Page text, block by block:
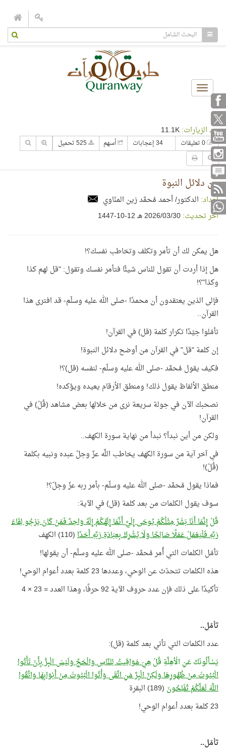
Toggle
navigation
عدد الزيارات:
34 إعجابات أسهم
من دلائل النبوة
إعداد: الدكتور/ أحمد مُحمَّد زين المنّاوي
آخر تحديث:30‏/03‏/2026 هـ 12-10-1447
هل يمكن لك أن تأمر وتكلف وتخاطب نفسك؟!
هل إذا أردت أن تقول للناس شيئًا فتأمر نفسك وتقول: "قل لهم كذا
وكذا"؟!
فإلى الذين يعتقدون أن محمدًا -صلى الله عليه وسلّم- قد افترى هذا
القرآن..
تأمّلوا جيّدًا تكرار كلمة (قل) في القرآن!
إن كلمة "قل" في القرآن من أوضح دلائل النبوة!
فكيف يقول مُحمَّد -صلى الله عليه وسلّم- لنفسه (قل)؟!
منطق الألفاظ يقول ذلك! ومنطق الأرقام يعيده ويؤكده!
نصحبك الآن في جولة سريعة نرى من خلالها بعض مشاهد (قُلْ) في
القرآن!
ولكن من أين نبدأ؟ نبدأ من نهاية سورة الكهف..
في آخر آية من سورة الكهف يخاطب اللَّه عزّ وجلّ عبده ونبيه بكلمة
(قُلْ)!
فماذا يقول مُحمَّد -صلى الله عليه وسلّم- بأمر ربه عزّ وجلّ؟!
سوف يقول الكلمات من بعد كلمة (قل) في الآية:
قُلْإِنَّمَا أَنَا بَشَرٌ مِثْلُكُمْ يُوحَى إِلَيَّ أَنَّمَا إِلَهُكُمْ إِلَهٌ وَاحِدٌ فَمَنْ كَانَ يَرْجُو لِقَاءَ
رَبِّهِ فَلْيَعْمَلْ عَمَلًا صَالِحًا وَلَا يُشْرِكْ بِعِبَادَةِ رَبِّهِ أَحَدًا(110) الكهف
تأمّل الكلمات التي أُمر مُحمَّد -صلى الله عليه وسلّم- أن يقولها!
هذه الكلمات تتحدّث عن الوحي، وعددها 23 كلمة بعدد أعوام الوحي!
تأكيدًا على ذلك فإن عدد حروف الآية 92 حرفًا، وهذا العدد = 23 × 4
تأمّل..
عدد الكلمات التي تأتي بعد كلمة (قل):
يَسْأَلُونَكَ عَنِ الْأهِلَّةِ قُلْهِيَ مَوَاقِيتُ لِلنَّاسِ وَالْحَجِّ وَلَيْسَ الْبِرُّ بِأَنْ تَأْتُوا
الْبُيُوتَ مِنْ ظُهُورِهَا وَلَكِنَّ الْبِرَّ مَنِ اتَّقَى وَأْتُوا الْبُيُوتَ مِنْ أَبْوَابِهَا وَاتَّقُوا
اللَّهَ لَعَلَّكُمْ تُفْلِحُونَ (189) البقرة
23 كلمة بعدد أعوام الوحي!
تأمّل..